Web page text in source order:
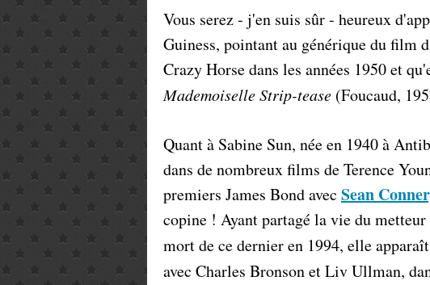
Vous serez - j'en suis sûr - heureux
Guiness, pointant au générique du film
Crazy Horse dans les années 1950 et
Mademoiselle Strip-tease (Foucaud,
Quant à Sabine Sun, née en 1940 à
dans de nombreux films de Terence
premiers James Bond avec Sean
copine ! Ayant partagé la vie du
mort de ce dernier en 1994, elle
avec Charles Bronson et Liv Ullman,